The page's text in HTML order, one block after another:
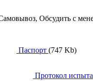
Обсудить с
Паспорт (747 Kb)
Протокол